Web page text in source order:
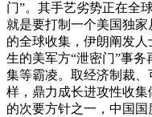
门”。其手艺劣势正在全
就是要打制一个美国独
的全球收集，伊朗阐发
生的美军方“泄密门”事
集等霸凌。取经济制裁
样，鼎力成长进攻性收
的次要方针之一，中国